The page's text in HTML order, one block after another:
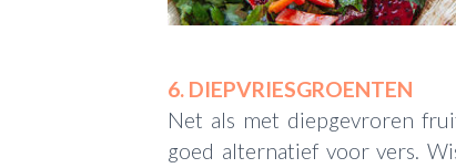
6. DIEPVRIESGROENTEN
Net als met diepgevroren
goed alternatief voor vers.